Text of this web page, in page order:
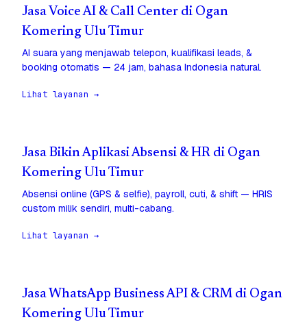
Jasa Voice AI & Call Center di Ogan
Komering Ulu Timur
AI suara yang menjawab telepon, kualifikasi leads, &
booking otomatis — 24 jam, bahasa Indonesia natural.
Lihat layanan →
Jasa Bikin Aplikasi Absensi & HR di Ogan
Komering Ulu Timur
Absensi online (GPS & selfie), payroll, cuti, & shift — HRIS
custom milik sendiri, multi-cabang.
Lihat layanan →
Jasa WhatsApp Business API & CRM di Ogan
Komering Ulu Timur